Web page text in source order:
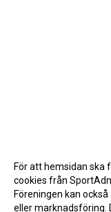
För att hemsidan ska
cookies från
Föreningen kan
eller marknadsföring.